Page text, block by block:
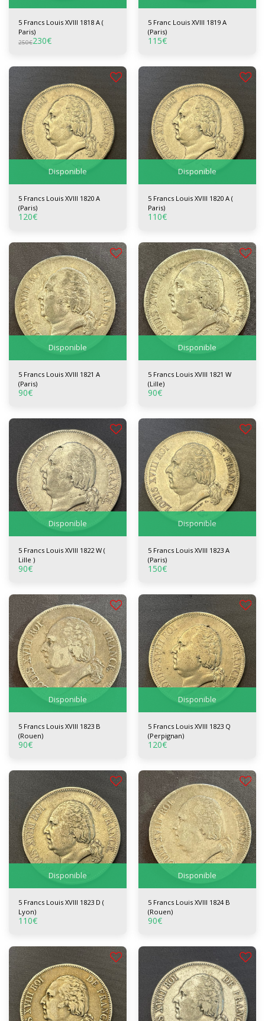
5 Francs Louis XVIII 1818 A (
Paris)
250€230€
5 Franc Louis XVIII 1819 A
(Paris)
115€
Disponible
5 Francs Louis XVIII 1820 A
(Paris)
120€
Disponible
5 Francs Louis XVIII 1820 A (
Paris)
110€
Disponible
5 Francs Louis XVIII 1821 A
(Paris)
90€
Disponible
5 Francs Louis XVIII 1821 W
(Lille)
90€
Disponible
5 Francs Louis XVIII 1822 W (
Lille )
90€
Disponible
5 Francs Louis XVIII 1823 A
(Paris)
150€
Disponible
5 Francs Louis XVIII 1823 B
(Rouen)
90€
Disponible
5 Francs Louis XVIII 1823 Q
(Perpignan)
120€
Disponible
5 Francs Louis XVIII 1823 D (
Lyon)
110€
Disponible
5 Francs Louis XVIII 1824 B
(Rouen)
90€